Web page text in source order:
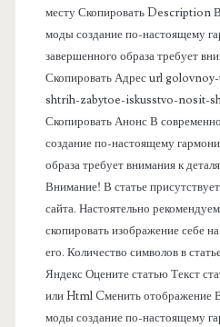
месту Скопировать Description
моды создание по-настоящему
завершенного образа требует
Скопировать Адрес url
shtrih-zabytoe-iskusstvo-nosit-
Скопировать Анонс В
создание по-настоящему
образа требует внимания к
Внимание! В статье
сайта. Настоятельно
скопировать изображение себе
его. Количество символов в
Яндекс Оцените статью Текст
или Html Cменить отображение
моды создание по-настоящему